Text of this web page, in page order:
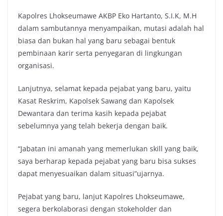
Kapolres Lhokseumawe AKBP Eko Hartanto, S.I.K, M.H
dalam sambutannya menyampaikan, mutasi adalah hal
biasa dan bukan hal yang baru sebagai bentuk
pembinaan karir serta penyegaran di lingkungan
organisasi.
Lanjutnya, selamat kepada pejabat yang baru, yaitu
Kasat Reskrim, Kapolsek Sawang dan Kapolsek
Dewantara dan terima kasih kepada pejabat
sebelumnya yang telah bekerja dengan baik.
“Jabatan ini amanah yang memerlukan skill yang baik,
saya berharap kepada pejabat yang baru bisa sukses
dapat menyesuaikan dalam situasi”ujarnya.
Pejabat yang baru, lanjut Kapolres Lhokseumawe,
segera berkolaborasi dengan stokeholder dan